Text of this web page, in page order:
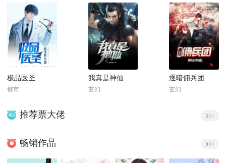
极品医圣
都市
我真是神仙
玄幻
逐暗佣兵团
玄幻
推荐票大佬
畅销作品